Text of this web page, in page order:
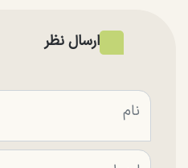
ارسال نظر